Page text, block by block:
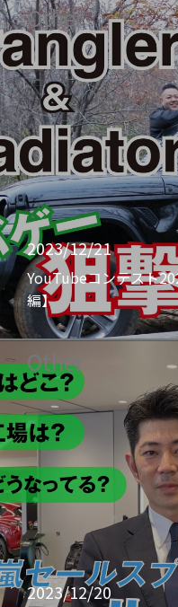
Other
2023/12/21
YouTubeコンテスト
編】
Other
2023/12/20